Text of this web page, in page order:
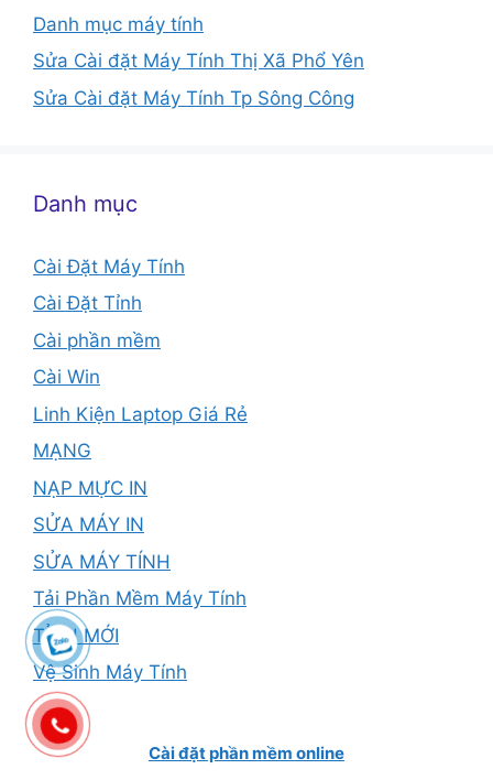
Danh mục máy tính
Sửa Cài đặt Máy Tính Thị Xã Phổ Yên
Sửa Cài đặt Máy Tính Tp Sông Công
Danh mục
Cài Đặt Máy Tính
Cài Đặt Tỉnh
Cài phần mềm
Cài Win
Linh Kiện Laptop Giá Rẻ
MẠNG
NẠP MỰC IN
SỬA MÁY IN
SỬA MÁY TÍNH
Tải Phần Mềm Máy Tính
TỈNH MỚI
Vệ Sinh Máy Tính
Cài đặt phần mềm online